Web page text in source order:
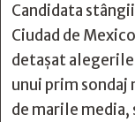
Candidata
Ciudad de
detaşat
unui prim sondaj
de marile media,